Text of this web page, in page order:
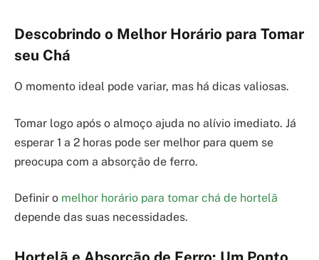
Descobrindo o Melhor Horário para Tomar
seu Chá
O momento ideal pode variar, mas há dicas valiosas.
Tomar logo após o almoço ajuda no alívio imediato. Já
esperar 1 a 2 horas pode ser melhor para quem se
preocupa com a absorção de ferro.
Definir o melhor horário para tomar chá de hortelã
depende das suas necessidades.